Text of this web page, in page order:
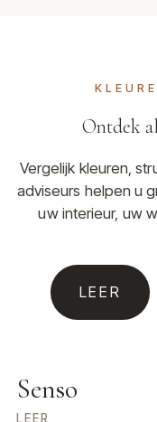
Ontdek
Vergelijk kleuren,
adviseurs helpen u
uw interieur, uw
LEER
Senso
LEER